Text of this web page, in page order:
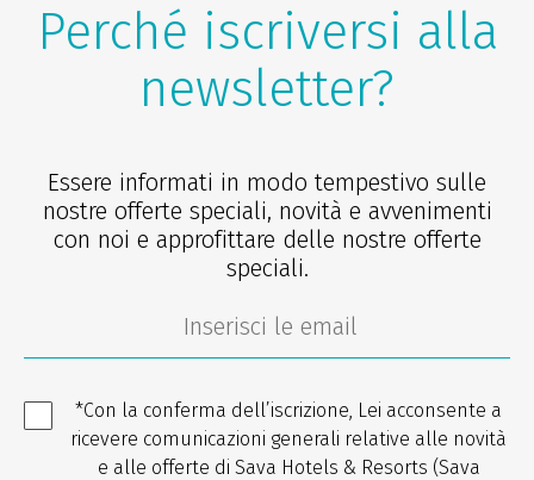
Perché iscriversi alla
newsletter?
Essere informati in modo tempestivo sulle
nostre offerte speciali, novità e avvenimenti
con noi e approfittare delle nostre offerte
speciali.
*Con la conferma dell’iscrizione, Lei acconsente a
ricevere comunicazioni generali relative alle novità
e alle offerte di Sava Hotels & Resorts (Sava